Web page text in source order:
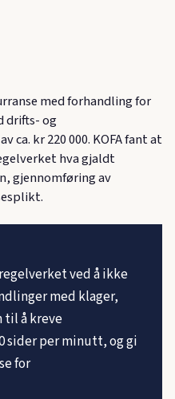
med forhandling for
drifts- og
ca. kr 220 000. KOFA fant at
hva gjaldt
gjennomføring av
ved å ikke
med klager,
til å kreve
sider per minutt, og gi
for